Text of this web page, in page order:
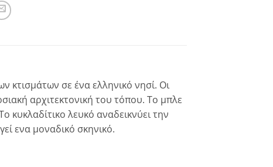
κτισμάτων σε ένα ελληνικό νησί. Οι
αρχιτεκτονική του τόπου. Το μπλε
κυκλαδίτικο λευκό αναδεικνύει την
ενα μοναδικό σκηνικό.